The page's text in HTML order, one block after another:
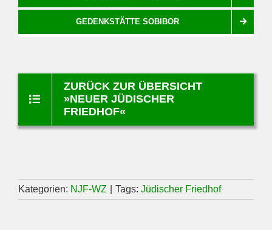
GEDENKSTÄTTE SOBIBOR
ZURÜCK ZUR ÜBERSICHT
»NEUER JÜDISCHER
FRIEDHOF«
Kategorien: NJF-WZ Tags: Jüdischer Friedhof